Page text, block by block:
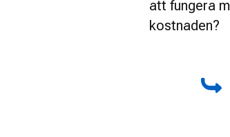
att fungera
kostnaden?